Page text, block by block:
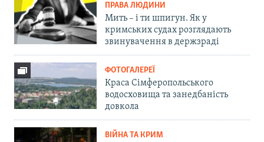
ПРАВА ЛЮДИНИ
Мить – і ти шпигун. Як у
кримських судах розглядають
звинувачення в держзраді
ФОТОГАЛЕРЕЇ
Краса Сімферопольського
водосховища та занедбаність
довкола
ВІЙНА ТА КРИМ